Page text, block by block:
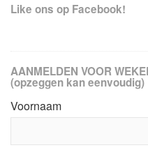
Like ons op Facebook!
AANMELDEN VOOR
(opzeggen kan eenvoudig)
Voornaam